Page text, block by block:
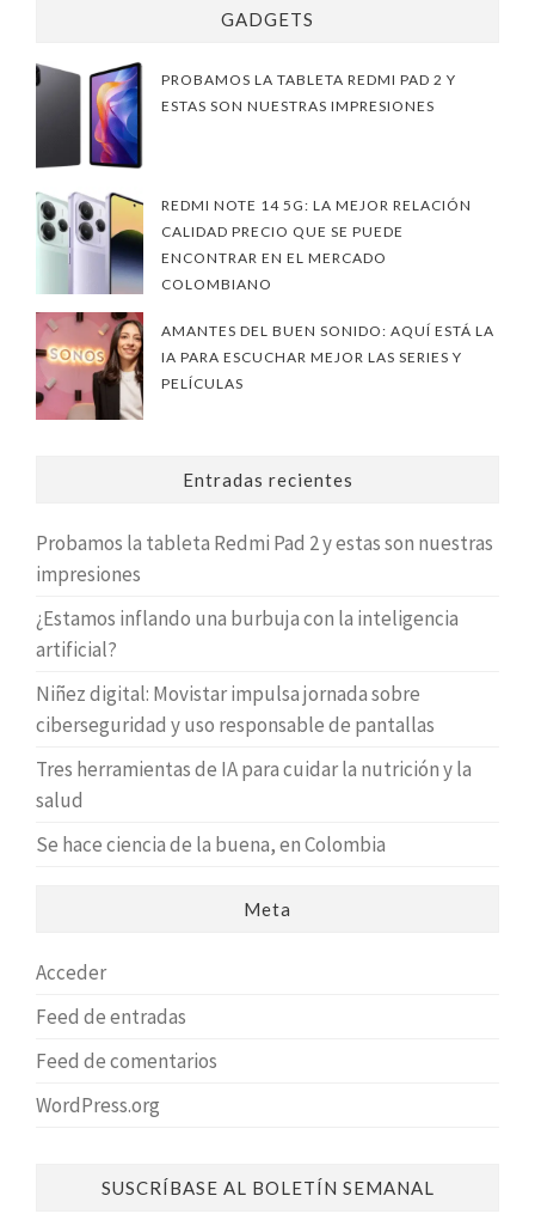
GADGETS
PROBAMOS LA TABLETA REDMI PAD 2 Y
ESTAS SON NUESTRAS IMPRESIONES
REDMI NOTE 14 5G: LA MEJOR RELACIÓN
CALIDAD PRECIO QUE SE PUEDE
ENCONTRAR EN EL MERCADO
COLOMBIANO
AMANTES DEL BUEN SONIDO: AQUÍ ESTÁ LA
IA PARA ESCUCHAR MEJOR LAS SERIES Y
PELÍCULAS
Entradas recientes
Probamos la tableta Redmi Pad 2 y estas son nuestras
impresiones
¿Estamos inflando una burbuja con la inteligencia
artificial?
Niñez digital: Movistar impulsa jornada sobre
ciberseguridad y uso responsable de pantallas
Tres herramientas de IA para cuidar la nutrición y la
salud
Se hace ciencia de la buena, en Colombia
Meta
Acceder
Feed de entradas
Feed de comentarios
WordPress.org
SUSCRÍBASE AL BOLETÍN SEMANAL